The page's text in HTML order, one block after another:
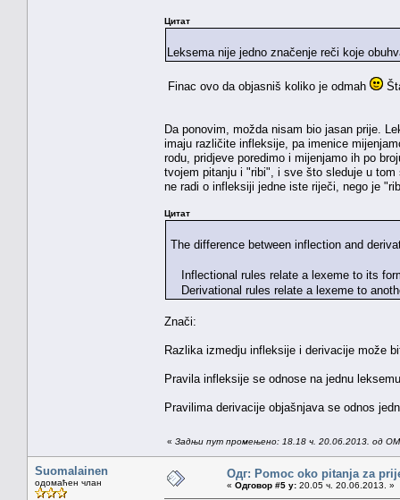
Цитат
Leksema nije jedno značenje reči koje
Finac ovo da objasniš koliko je odmah
Da ponovim, možda nisam bio jasan prije.
imaju različite infleksije, pa imenice
rodu, pridjeve poredimo i mijenjamo ih po
tvojem pitanju i "ribi", i sve što sleduje u
ne radi o infleksiji jedne iste riječi, nego je
Цитат
The difference between inflection and
Inflectional rules relate a lexeme to its
Derivational rules relate a lexeme to
Znači:
Razlika izmedju infleksije i derivacije može
Pravila infleksije se odnose na jednu
Pravilima derivacije objašnjava se odnos
« Задњи пут промењено: 18.18 ч. 20.06.2013. од
Suomalainen
одомаћен члан
Одг: Pomoc oko pitanja za
« Одговор #5 у: 20.05 ч. 20.06.2013. »